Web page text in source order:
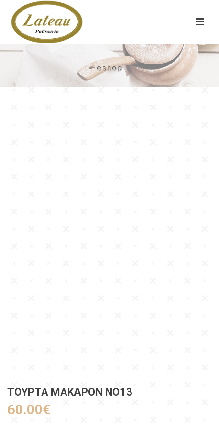
eshop
ΤΟΥΡΤΑ ΜΑΚΑΡΟΝ ΝΟ13
60.00€